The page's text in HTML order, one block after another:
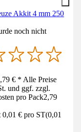
Akkit 4 mm 250
noch nicht
€ * Alle Preise
und ggf. zzgl.
pro Pack2,79
0,01 € pro ST(0,01